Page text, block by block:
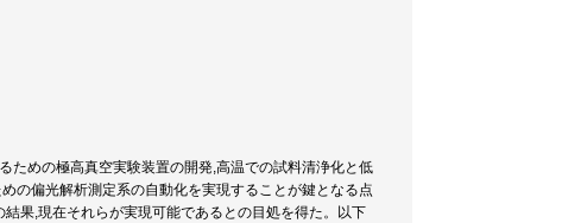
ための極高真空実験装置の開発,高温での試料清浄化と低
の偏光解析測定系の自動化を実現することが鍵となる点
果,現在それらが実現可能であるとの目処を得た。以下